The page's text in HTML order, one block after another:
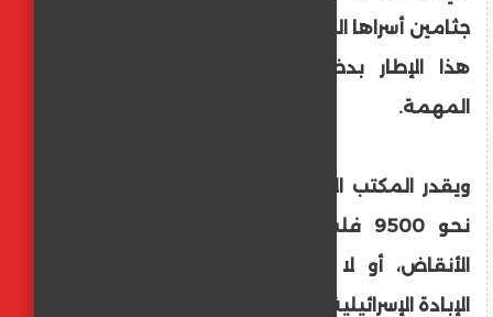
جثامين أسراها المتبقية بغزة حيث سمحت في
هذا الإطار بدخول معدات محدودة لإنجاز
المهمة.
ويقدر المكتب الإعلامي الحكومي بغزة وجود
نحو 9500 فلسطيني مفقودين إما تحت
الأنقاض، أو لا يزال مصيرهم مجهولا جراء
الإبادة الإسرائيلية.